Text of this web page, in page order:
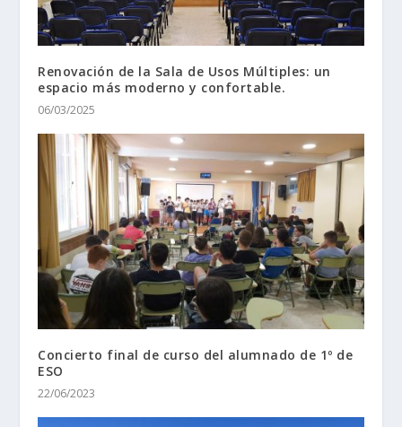
Renovación de la Sala de Usos Múltiples: un
espacio más moderno y confortable.
06/03/2025
Concierto final de curso del alumnado de 1º de
ESO
22/06/2023